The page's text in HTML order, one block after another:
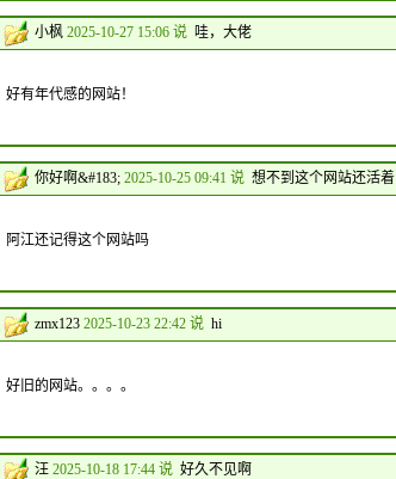
小枫 2025-10-27 15:06 说 哇，大佬
好有年代感的网站！
你好啊&#183; 2025-10-25 09:41 说 想不到这个网站还活着
阿江还记得这个网站吗
zmx123 2025-10-23 22:42 说 hi
好旧的网站。。。。
汪 2025-10-18 17:44 说 好久不见啊